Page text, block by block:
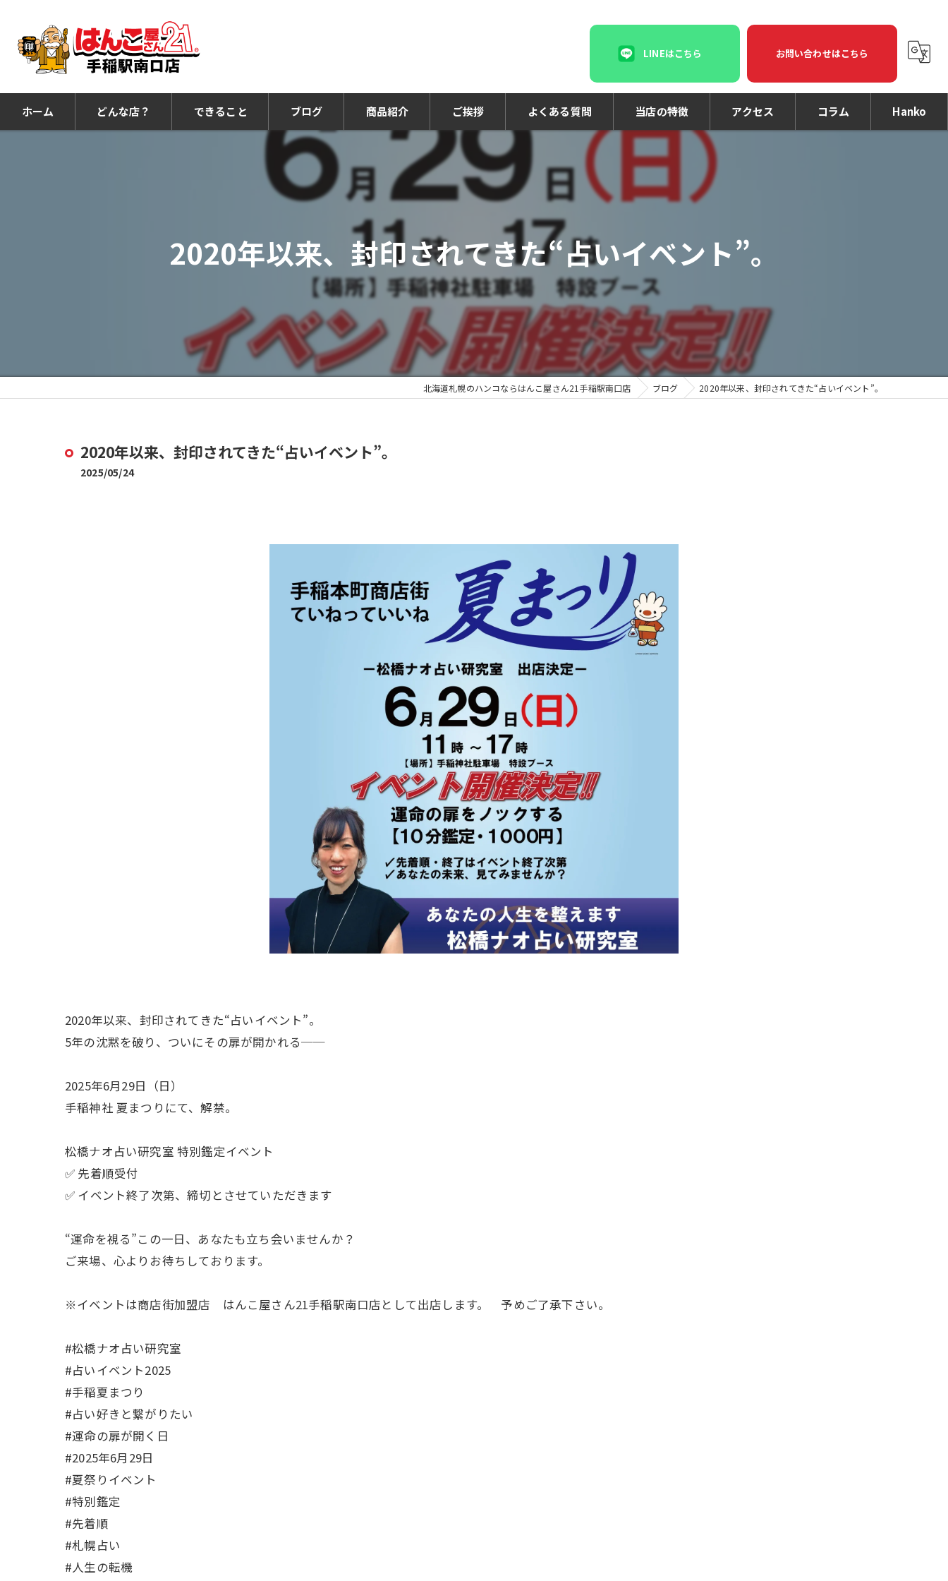
LINEはこちら お問い合わせはこちら
ホーム どんな店？ できること ブログ 商品紹介 ご挨拶 よくある質問 当店の特徴
印鑑
印刷
個人事業主
法人
アクセス コラム Hanko
2020年以来、封印されてきた“占いイベント”。
北海道札幌のハンコならはんこ屋さん21手稲駅南口店 ブログ 2020年以来、封印されてきた“占いイベント”。
2020年以来、封印されてきた“占いイベント”。
2025/05/24
2020年以来、封印されてきた“占いイベント”。
5年の沈黙を破り、ついにその扉が開かれる──
2025年6月29日（日）
手稲神社 夏まつりにて、解禁。
松橋ナオ占い研究室 特別鑑定イベント
✅ 先着順受付
✅ イベント終了次第、締切とさせていただきます
“運命を視る”この一日、あなたも立ち会いませんか？
ご来場、心よりお待ちしております。
※イベントは商店街加盟店 はんこ屋さん21手稲駅南口店として出店します。 予めご了承下さい。
#松橋ナオ占い研究室
#占いイベント2025
#手稲夏まつり
#占い好きと繋がりたい
#運命の扉が開く日
#2025年6月29日
#夏祭りイベント
#特別鑑定
#先着順
#札幌占い
#人生の転機